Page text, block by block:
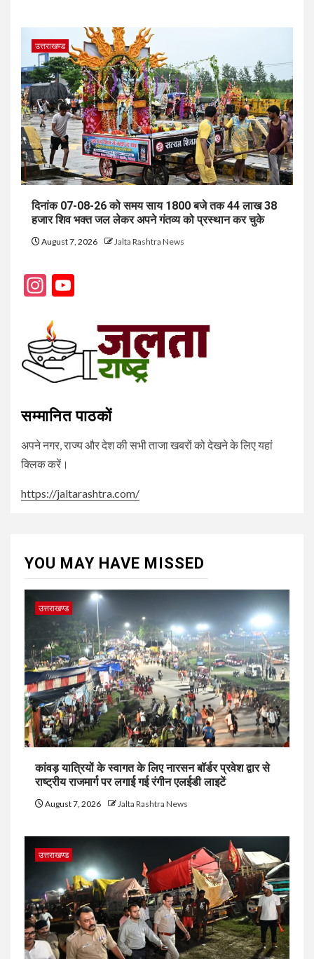
उत्तराखण्ड
दिनांक 07-08-26 को समय साय 1800 बजे तक 44 लाख 38
हजार शिव भक्त जल लेकर अपने गंतव्य को प्रस्थान कर चुके
August 7, 2026 Jalta Rashtra News
Instagram
सम्मानित पाठकों
अपने नगर, राज्य और देश की सभी ताजा खबरों को देखने के लिए यहां
क्लिक करें।
https://jaltarashtra.com/
YOU MAY HAVE MISSED
उत्तराखण्ड
कांवड़ यात्रियों के स्वागत के लिए नारसन बॉर्डर प्रवेश द्वार से
राष्ट्रीय राजमार्ग पर लगाई गई रंगीन एलईडी लाइटें
August 7, 2026 Jalta Rashtra News
उत्तराखण्ड